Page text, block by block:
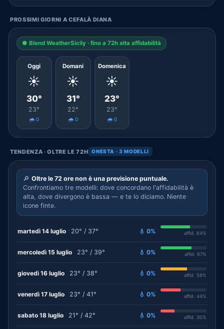
PROSSIMI GIORNI A CEFALÀ DIANA
● Blend WeatherSicily · fino a 72h alta affidabilità
Oggi
☀️
30°
23°
🌧️ 0
Domani
☀️
31°
22°
🌧️ 0
Domenica
☀️
23°
23°
🌧️ 0
TENDENZA · OLTRE LE 72H ONESTA · 3 MODELLI
🔎 Oltre le 72 ore non è una previsione puntuale.
Confrontiamo tre modelli: dove concordano l'affidabilità è
alta, dove divergono è bassa — e te lo diciamo. Niente
icone finte.
martedì 14 luglio 20° / 37° 💧 0% affid. 64%
mercoledì 15 luglio 23° / 39° 💧 0% affid. 67%
giovedì 16 luglio 23° / 38° 💧 0% affid. 58%
venerdì 17 luglio 23° / 41° 💧 0% affid. 44%
sabato 18 luglio 21° / 42° 💧 0% affid. 30%